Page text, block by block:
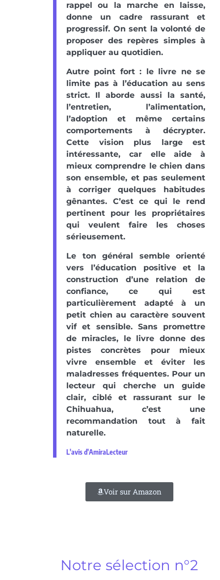
rappel ou la marche en laisse,
donne un cadre rassurant et
progressif. On sent la volonté de
proposer des repères simples à
appliquer au quotidien.
Autre point fort : le livre ne se
limite pas à l’éducation au sens
strict. Il aborde aussi la santé,
l’entretien, l’alimentation,
l’adoption et même certains
comportements à décrypter.
Cette vision plus large est
intéressante, car elle aide à
mieux comprendre le chien dans
son ensemble, et pas seulement
à corriger quelques habitudes
gênantes. C’est ce qui le rend
pertinent pour les propriétaires
qui veulent faire les choses
sérieusement.
Le ton général semble orienté
vers l’éducation positive et la
construction d’une relation de
confiance, ce qui est
particulièrement adapté à un
petit chien au caractère souvent
vif et sensible. Sans promettre
de miracles, le livre donne des
pistes concrètes pour mieux
vivre ensemble et éviter les
maladresses fréquentes. Pour un
lecteur qui cherche un guide
clair, ciblé et rassurant sur le
Chihuahua, c’est une
recommandation tout à fait
naturelle.
L'avis d'AmiraLecteur
Voir sur Amazon
Notre sélection n°2